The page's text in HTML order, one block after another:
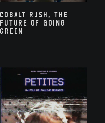
COBALT RUSH, THE
FUTURE OF GOING
GREEN